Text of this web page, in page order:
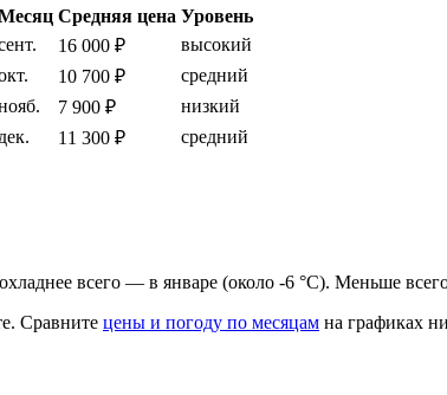
Средняя цена Уровень
16 000 ₽
высокий
10 700 ₽
средний
7 900 ₽
низкий
дек. 11 300 ₽ средний
всего — в январе (около -6 °C). Меньше
Сравните цены и погоду по месяцам на графиках